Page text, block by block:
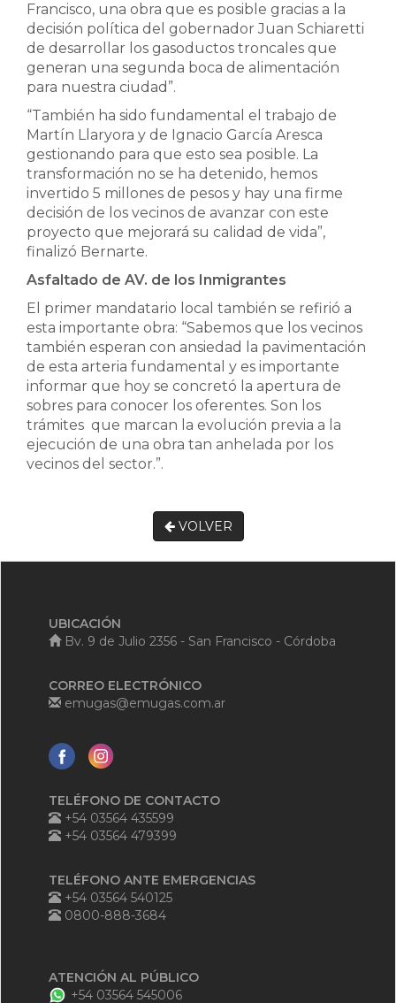
Francisco, una obra que es posible gracias a la
decisión política del gobernador Juan Schiaretti
de desarrollar los gasoductos troncales que
generan una segunda boca de alimentación
para nuestra ciudad”.
“También ha sido fundamental el trabajo de
Martín Llaryora y de Ignacio García Aresca
gestionando para que esto sea posible. La
transformación no se ha detenido, hemos
invertido 5 millones de pesos y hay una firme
decisión de los vecinos de avanzar con este
proyecto que mejorará su calidad de vida”,
finalizó Bernarte.
Asfaltado de AV. de los Inmigrantes
El primer mandatario local también se refirió a
esta importante obra: “Sabemos que los vecinos
también esperan con ansiedad la pavimentación
de esta arteria fundamental y es importante
informar que hoy se concretó la apertura de
sobres para conocer los oferentes. Son los
trámites que marcan la evolución previa a la
ejecución de una obra tan anhelada por los
vecinos del sector.”.
VOLVER
UBICACIÓN
Bv. 9 de Julio 2356 - San Francisco - Córdoba
CORREO ELECTRÓNICO
emugas@emugas.com.ar
TELÉFONO DE CONTACTO
+54 03564 435599
+54 03564 479399
TELÉFONO ANTE EMERGENCIAS
+54 03564 540125
0800-888-3684
ATENCIÓN AL PÚBLICO
+54 03564 545006